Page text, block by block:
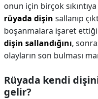
onun için birçok
rüyada dişin sallanıp
boşanmalara işaret
dişin sallandığını,
olayların son bulması
Rüyada kendi
gelir?